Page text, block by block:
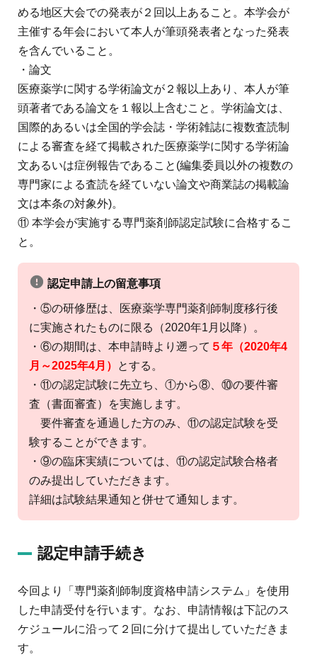
める地区大会での発表が２回以上あること。本学会が
主催する年会において本人が筆頭発表者となった発表
を含んでいること。
・論文
医療薬学に関する学術論文が２報以上あり、本人が筆
頭著者である論文を１報以上含むこと。学術論文は、
国際的あるいは全国的学会誌・学術雑誌に複数査読制
による審査を経て掲載された医療薬学に関する学術論
文あるいは症例報告であること(編集委員以外の複数の
専門家による査読を経ていない論文や商業誌の掲載論
文は本条の対象外)。
⑪ 本学会が実施する専門薬剤師認定試験に合格するこ
と。
認定申請上の留意事項
・⑤の研修歴は、医療薬学専門薬剤師制度移行後
に実施されたものに限る（2020年1月以降）。
・⑥の期間は、本申請時より遡って ５年（2020年4
月～2025年4月）
とする。
・⑪の認定試験に先立ち、①から⑧、⑩の要件審
査（書面審査）を実施します。
要件審査を通過した方のみ、⑪の認定試験を受
験することができます。
・⑨の臨床実績については、⑪の認定試験合格者
のみ提出していただきます。
詳細は試験結果通知と併せて通知します。
認定申請手続き
今回より「専門薬剤師制度資格申請システム」を使用
した申請受付を行います。なお、申請情報は下記のス
ケジュールに沿って２回に分けて提出していただきま
す。